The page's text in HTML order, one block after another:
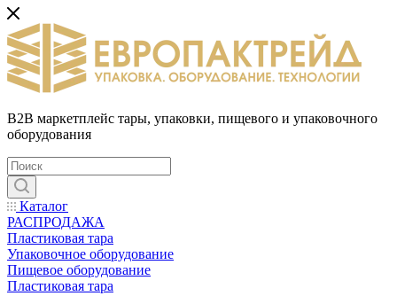
B2B маркетплейс тары, упаковки, пищевого и упаковочного
оборудования
Каталог
РАСПРОДАЖА
Пластиковая тара
Упаковочное оборудование
Пищевое оборудование
Пластиковая тара